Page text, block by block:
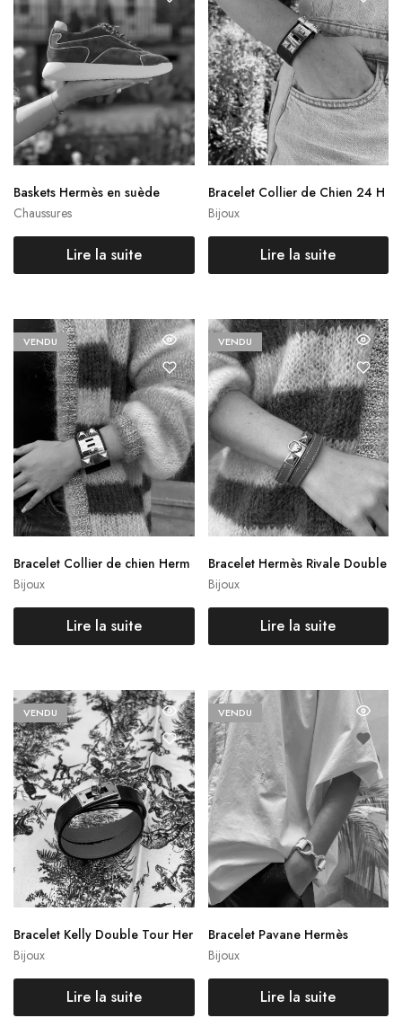
Chaussures
Baskets Hermès en suède
Lire la suite
Bijoux
Bracelet Collier de Chien 24 H
ermès
Lire la suite
VENDU
Bijoux
Bracelet Collier de chien Herm
ès
Lire la suite
VENDU
Bijoux
Bracelet Hermès Rivale Double
tour
Lire la suite
VENDU
Bijoux
Bracelet Kelly Double Tour Her
mès
Lire la suite
VENDU
Bijoux
Bracelet Pavane Hermès
Lire la suite